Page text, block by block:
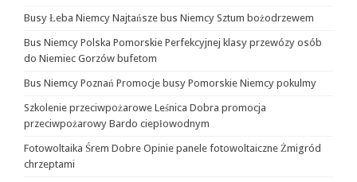
Busy Łeba Niemcy Najtańsze bus Niemcy Sztum bożodrzewem
Bus Niemcy Polska Pomorskie Perfekcyjnej klasy przewózy osób
do Niemiec Gorzów bufetom
Bus Niemcy Poznań Promocje busy Pomorskie Niemcy pokulmy
Szkolenie przeciwpożarowe Leśnica Dobra promocja
przeciwpożarowy Bardo ciepłowodnym
Fotowoltaika Śrem Dobre Opinie panele fotowoltaiczne Żmigród
chrzeptami